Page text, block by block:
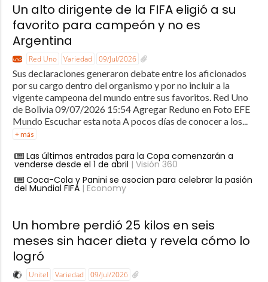
Un alto dirigente de la FIFA eligió a su
favorito para campeón y no es
Argentina
Red Uno Variedad 09/Jul/2026
Sus declaraciones generaron debate entre los aficionados
por su cargo dentro del organismo y por no incluir a la
vigente campeona del mundo entre sus favoritos. Red Uno
de Bolivia 09/07/2026 15:54 Agregar Reduno en Foto EFE
Mundo Escuchar esta nota A pocos días de conocer a los...
+ más
Las últimas entradas para la Copa comenzarán a
venderse desde el 1 de abril | Visión 360
Coca-Cola y Panini se asocian para celebrar la pasión
del Mundial FIFA| Economy
Un hombre perdió 25 kilos en seis
meses sin hacer dieta y revela cómo lo
logró
Unitel Variedad 09/Jul/2026